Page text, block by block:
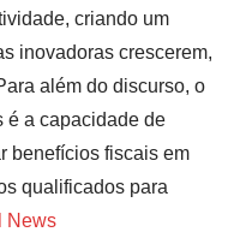
criando um
inovadoras crescerem,
além do discurso, o
é a capacidade de
benefícios fiscais em
qualificados para
News